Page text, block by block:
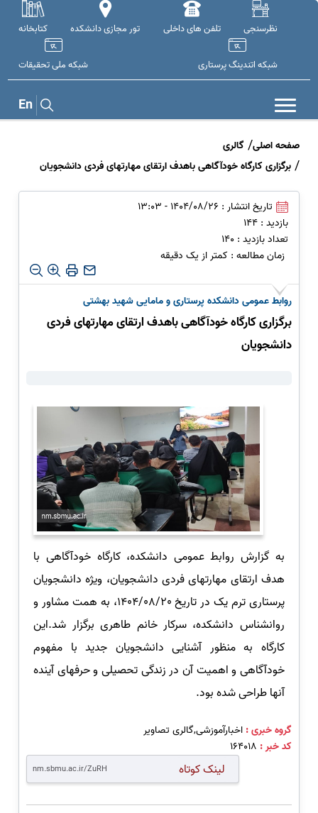
نظرسنجی تلفن های داخلی تور مجازی دانشکده کتابخانه
شبکه اتندینگ پرستاری شبکه ملی تحقيقات
En
صفحه اصلی گالری
برگزاری کارگاه خودآگاهی باهدف ارتقای مهارتهای فردی دانشجویان
تاریخ انتشار : 1404/08/26 - 13:03
بازدید : 144
تعداد بازدید : 140
زمان مطالعه : کمتر از یک دقیقه
روابط عمومی دانشکده پرستاری و مامایی شهید بهشتی
برگزاری کارگاه خودآگاهی باهدف ارتقای مهارتهای فردی
دانشجویان
به گزارش روابط عمومی دانشکده، کارگاه خودآگاهی با
هدف ارتقای مهارتهای فردی دانشجویان، ویژه دانشجویان
پرستاری ترم یک در تاریخ 1404/08/20، به همت مشاور و
روانشناس دانشکده، سرکار خانم طاهری برگزار شد.این
کارگاه به منظور آشنایی دانشجویان جدید با مفهوم
خودآگاهی و اهمیت آن در زندگی تحصیلی و حرفهای آینده
آنها طراحی شده بود.
گروه خبری :اخبارآموزشی,گالری تصاویر
کد خبر : 164018
لینک کوتاه